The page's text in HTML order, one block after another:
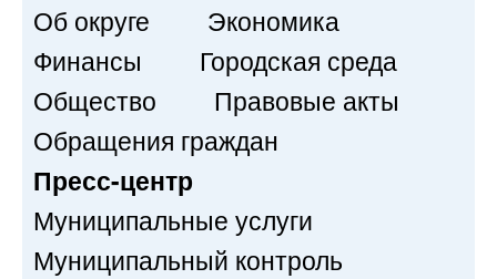
Об округе
Экономика
Финансы
Городская среда
Общество
Правовые акты
Обращения граждан
Пресс-центр
Муниципальные услуги
Муниципальный контроль